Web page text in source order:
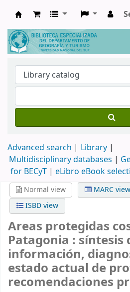
Biblioteca de Geografía
Advanced search
Library
Multidisciplinary databases |
for BECyT | eLibro eBook
Normal view
MARC view
ISBD view
Areas protegidas
Patagonia : síntesis
información,
estado actual de
recomendaciones